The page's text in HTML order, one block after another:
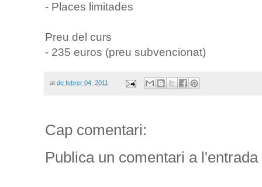
- Places limitades
Preu del curs
- 235 euros (preu subvencionat)
at de febrer 04, 2011
Cap comentari:
Publica un comentari a l'entrada